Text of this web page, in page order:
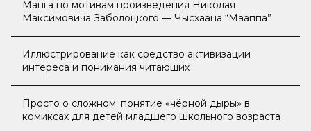
Манга по мотивам произведения Николая
Максимовича Заболоцкого — Чысхаана “Мааппа”
Иллюстрирование как средство активизации
интереса и понимания читающих
Просто о сложном: понятие «чёрной дыры» в
комиксах для детей младшего школьного возраста